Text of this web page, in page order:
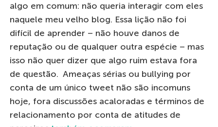
algo em comum: não queria interagir com eles
naquele meu velho blog. Essa lição não foi
difícil de aprender – não houve danos de
reputação ou de qualquer outra espécie – mas
isso não quer dizer que algo ruim estava fora
de questão. Ameaças sérias ou bullying por
conta de um único tweet não são incomuns
hoje, fora discussões acaloradas e términos de
relacionamento por conta de atitudes de